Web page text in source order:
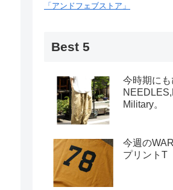
「アンドフェブストア」
Best 5
今時期にも
Military。
今週の
プリントT